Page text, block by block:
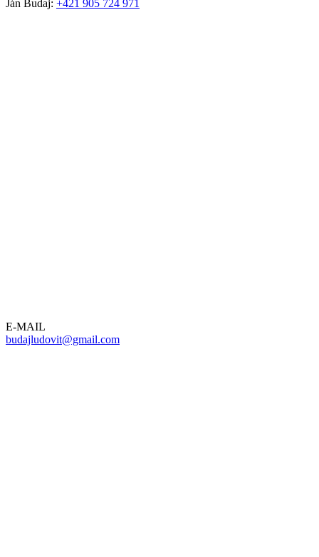
Ján Budaj: +421 905 724 971
E-MAIL
budajludovit@gmail.com